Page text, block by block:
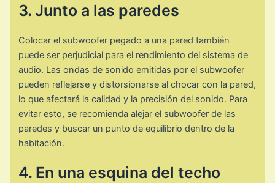
3. Junto a las paredes
Colocar el subwoofer pegado a una pared también
puede ser perjudicial para el rendimiento del sistema de
audio. Las ondas de sonido emitidas por el subwoofer
pueden reflejarse y distorsionarse al chocar con la pared,
lo que afectará la calidad y la precisión del sonido. Para
evitar esto, se recomienda alejar el subwoofer de las
paredes y buscar un punto de equilibrio dentro de la
habitación.
4. En una esquina del techo